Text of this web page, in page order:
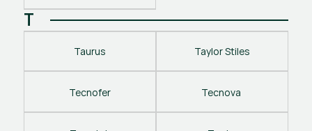
T
Taurus Taylor Stiles
Tecnofer Tecnova